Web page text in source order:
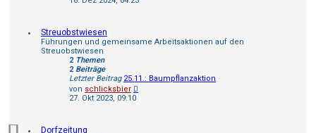
Streuobstwiesen
Führungen und gemeinsame Arbeitsaktionen auf den
Streuobstwiesen
2 Themen
2Beiträge
Letzter Beitrag 25.11.: Baumpflanzaktion
von schlicksbier
27. Okt 2023, 09:10
Dorfzeitung